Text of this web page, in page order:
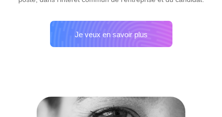
Je veux en savoir plus